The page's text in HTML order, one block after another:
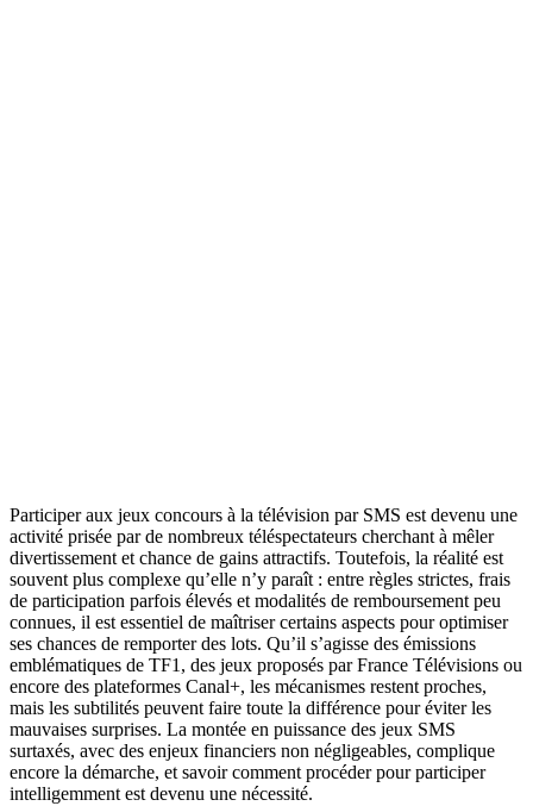
Participer aux jeux concours à la télévision par SMS est devenu une
activité prisée par de nombreux téléspectateurs cherchant à mêler
divertissement et chance de gains attractifs. Toutefois, la réalité est
souvent plus complexe qu’elle n’y paraît : entre règles strictes, frais
de participation parfois élevés et modalités de remboursement peu
connues, il est essentiel de maîtriser certains aspects pour optimiser
ses chances de remporter des lots. Qu’il s’agisse des émissions
emblématiques de TF1, des jeux proposés par France Télévisions ou
encore des plateformes Canal+, les mécanismes restent proches,
mais les subtilités peuvent faire toute la différence pour éviter les
mauvaises surprises. La montée en puissance des jeux SMS
surtaxés, avec des enjeux financiers non négligeables, complique
encore la démarche, et savoir comment procéder pour participer
intelligemment est devenu une nécessité.